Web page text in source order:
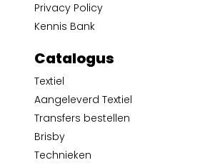
Privacy Policy
Kennis Bank
Catalogus
Textiel
Aangeleverd Textiel
Transfers bestellen
Brisby
Technieken